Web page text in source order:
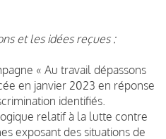
et les idées reçues :
« Au travail dépassons
en janvier 2023 en réponse
identifiés.
relatif à la lutte contre
exposant des situations de